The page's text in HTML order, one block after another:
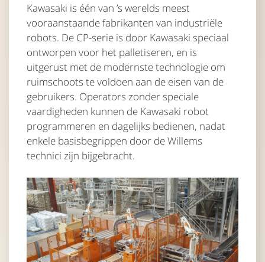
Kawasaki is één van ’s werelds meest
vooraanstaande fabrikanten van industriële
robots. De CP-serie is door Kawasaki speciaal
ontworpen voor het palletiseren, en is
uitgerust met de modernste technologie om
ruimschoots te voldoen aan de eisen van de
gebruikers. Operators zonder speciale
vaardigheden kunnen de Kawasaki robot
programmeren en dagelijks bedienen, nadat
enkele basisbegrippen door de Willems
technici zijn bijgebracht.